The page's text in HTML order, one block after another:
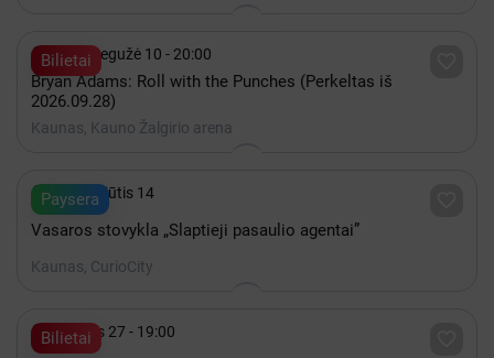
Bilietai
 2027 Gegužė 10 - 20:00
Bryan Adams: Roll with the Punches (Perkeltas iš
2026.09.28)
Kaunas, Kauno Žalgirio arena
Paysera
 iki Rugpjūtis 14
Vasaros stovykla „Slaptieji pasaulio agentai”
Kaunas, CurioCity
Bilietai
 Gruodis 27 - 19:00